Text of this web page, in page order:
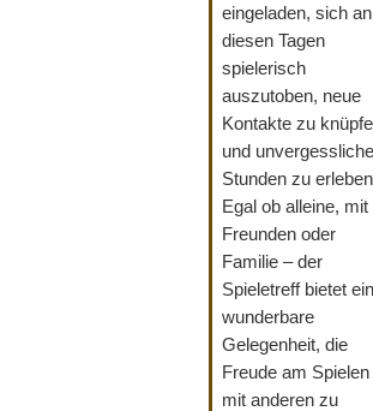
eingeladen, sich an
diesen Tagen
spielerisch
auszutoben, neue
Kontakte zu
und unvergessliche
Stunden zu
Egal ob alleine, mit
Freunden oder
Familie – der
Spieletreff bietet
wunderbare
Gelegenheit, die
Freude am Spielen
mit anderen zu